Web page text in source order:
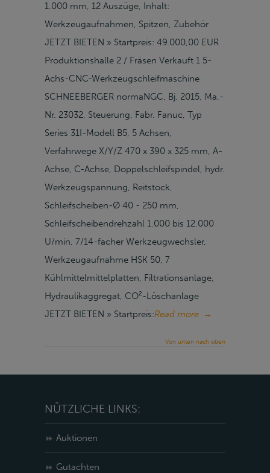
1.000 mm, 12 Auszüge, Inhalt:
Werkzeugaufnahmen, Spitzen, Zubehör
JETZT BIETEN » Startpreis: 49.000,00 EUR
Produktionshalle 2 / Fräsen Verkauft 1 5-
Achs-CNC-Werkzeugschleifmaschine
SCHNEEBERGER normaNGC, Bj. 2015, Ma.-
Nr. 23032, Steuerung, Fabr. Fanuc, Typ
Series 31I-Modell B5, 5 Achsen,
Verfahrwege X/Y/Z 470 x 390 x 325 mm, A-
Achse, C-Achse, Doppelschleifspindel, hydr.
Werkzeugspannung, Reitstock,
Schleifscheiben-Ø 40 - 250 mm,
Schleifscheibendrehzahl 1.000 bis 12.000
U/min, 7/14-facher Werkzeugwechsler,
Werkzeugaufnahme HSK 50, 7
Kühlmittelmittelplatten, Filtrationsanlage,
Hydraulikaggregat, CO²-Löschanlage
JETZT BIETEN » Startpreis:Read more →
Von unten nach oben
NÜTZLICHE LINKS:
Auktionen
Gutachten